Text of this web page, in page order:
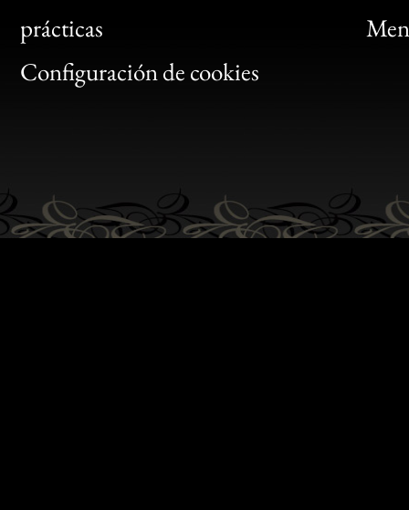
prácticas
Configuración de cookies
Bon